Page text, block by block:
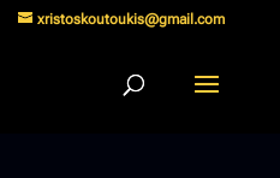
xristoskoutoukis@gmail.com